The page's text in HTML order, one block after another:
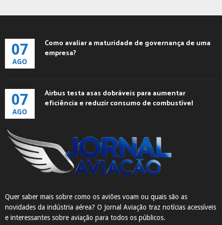
07
AGO
Como avaliar a maturidade de governança de uma
empresa?
07
AGO
Airbus testa asas dobráveis para aumentar
eficiência e reduzir consumo de combustível
Quer saber mais sobre como os aviões voam ou quais são as
novidades da indústria aérea? O Jornal Aviação traz notícias acessíveis
e interessantes sobre aviação para todos os públicos.